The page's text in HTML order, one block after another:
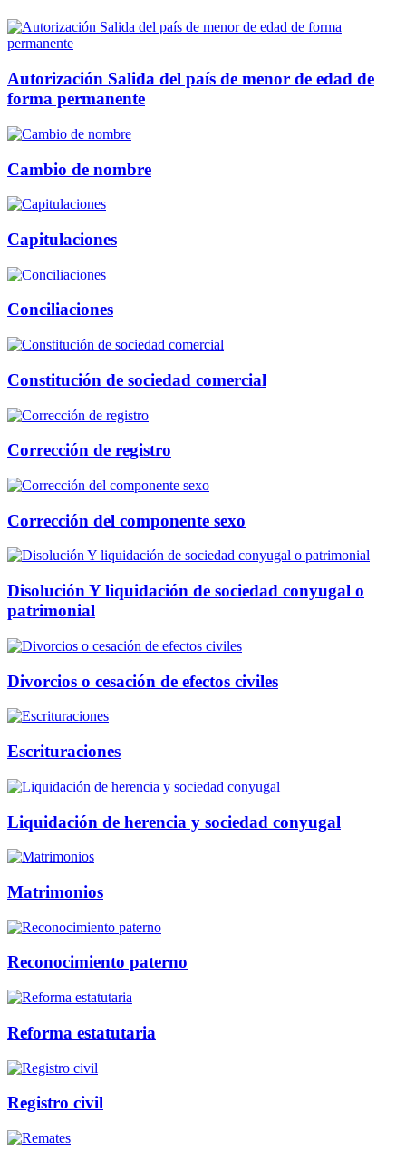
Autorización Salida del país de menor de edad de
forma permanente
Cambio de nombre
Capitulaciones
Conciliaciones
Constitución de sociedad comercial
Corrección de registro
Corrección del componente sexo
Disolución Y liquidación de sociedad conyugal o
patrimonial
Divorcios o cesación de efectos civiles
Escrituraciones
Liquidación de herencia y sociedad conyugal
Matrimonios
Reconocimiento paterno
Reforma estatutaria
Registro civil